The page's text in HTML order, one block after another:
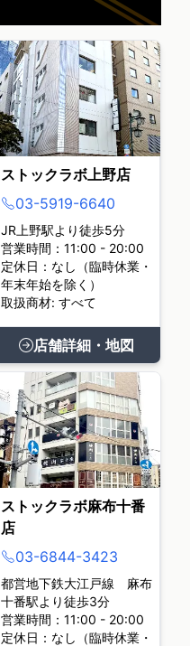
ストックラボ上野店
03-5919-6640
JR上野駅より徒歩5分
営業時間：11:00 - 20:00
定休日：なし（臨時休業・
年末年始を除く）
取扱商材: すべて
店舗詳細・地図
ストックラボ麻布十番
店
03-6844-3423
都営地下鉄大江戸線 麻布
十番駅より徒歩3分
営業時間：11:00 - 20:00
定休日：なし（臨時休業・